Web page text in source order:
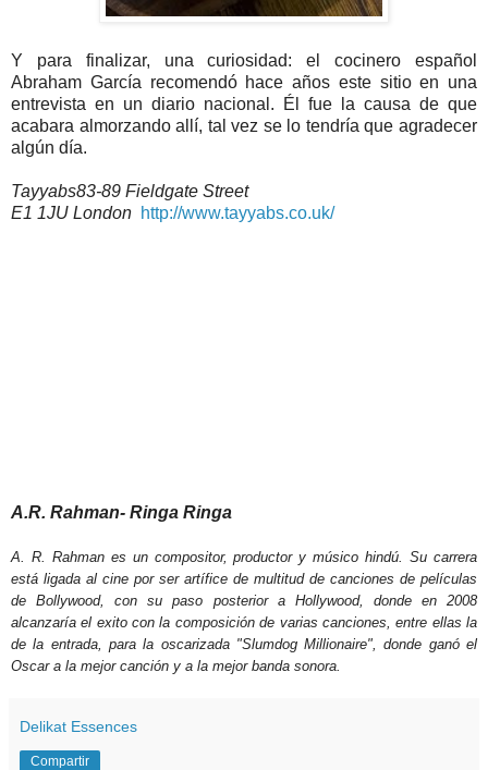
Y para finalizar, una curiosidad: el cocinero español
Abraham García recomendó hace años este sitio en una
entrevista en un diario nacional. Él fue la causa de que
acabara almorzando allí, tal vez se lo tendría que agradecer
algún día.
Tayyabs83-89 Fieldgate Street
E1 1JU London http://www.tayyabs.co.uk/
A.R. Rahman- Ringa Ringa
A. R. Rahman es un compositor, productor y músico hindú. Su carrera
está ligada al cine por ser artífice de multitud de canciones de películas
de Bollywood, con su paso posterior a Hollywood, donde en 2008
alcanzaría el exito con la composición de varias canciones, entre ellas la
de la entrada, para la oscarizada "Slumdog Millionaire", donde ganó el
Oscar a la mejor canción y a la mejor banda sonora.
Delikat Essences
Compartir